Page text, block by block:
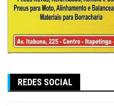
REDES SOCIAL